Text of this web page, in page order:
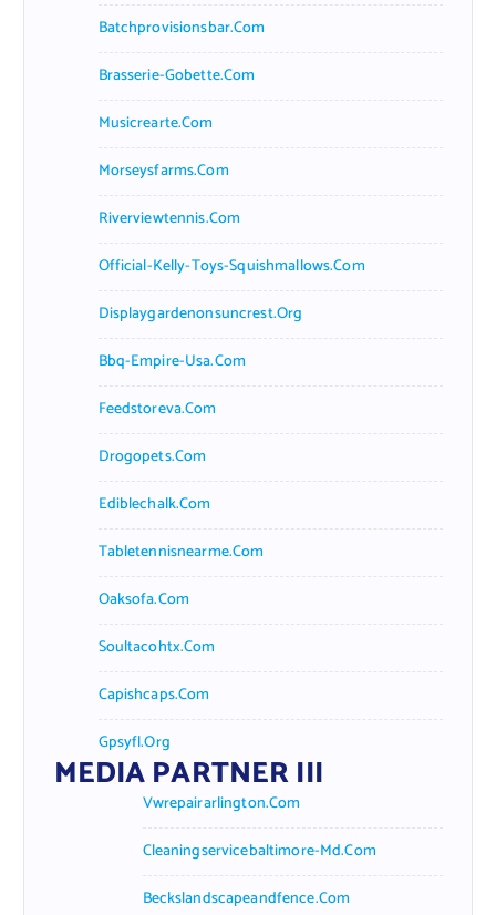
Batchprovisionsbar.com
Brasserie-Gobette.com
Musicrearte.com
Morseysfarms.com
Riverviewtennis.com
Official-Kelly-Toys-Squishmallows.com
Displaygardenonsuncrest.org
Bbq-Empire-Usa.com
Feedstoreva.com
Drogopets.com
Ediblechalk.com
Tabletennisnearme.com
Oaksofa.com
Soultacohtx.com
Capishcaps.com
Gpsyfl.org
MEDIA PARTNER III
Vwrepairarlington.com
Cleaningservicebaltimore-Md.com
Beckslandscapeandfence.com